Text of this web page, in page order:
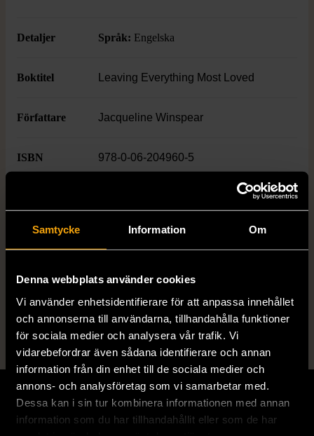
Samtycke Information Om
Denna webbplats använder cookies
Vi använder enhetsidentifierare för att anpassa innehållet
och annonserna till användarna, tillhandahålla funktioner
för sociala medier och analysera vår trafik. Vi
vidarebefordrar även sådana identifierare och annan
information från din enhet till de sociala medier och
annons- och analysföretag som vi samarbetar med.
Dessa kan i sin tur kombinera informationen med annan
information som du har tillhandahållit eller som de har
Detaljer Språk: Engelska
Boktitel Leaving Everything Most Loved
Författare Jacqueline Winspear
ISBN 978-0-06-204960-5
Produkten är sparsamt använd, är av fin
Läs mer om hur vi bedömer